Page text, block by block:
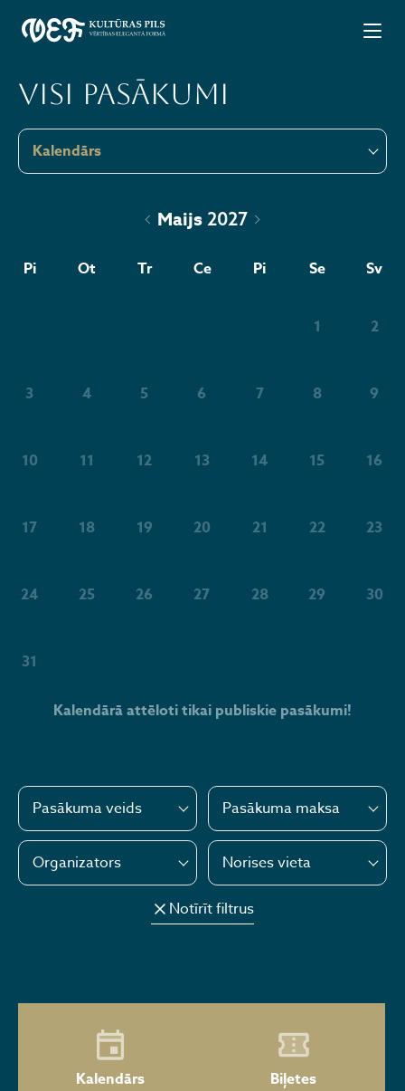
Maijs 2027
Pi Ot Tr Ce Pi Se Sv
1 2
3 4 5 6 7 8 9
10 11 12 13 14 15 16
17 18 19 20 21 22 23
24 25 26 27 28 29 30
31
Kalendārā attēloti tikai publiskie pasākumi!
Visi pasākumi
Pasākuma veids Pasākuma maksa
Organizators Norises vieta
Notīrīt filtrus
Kalendārs
Kalendārs Biļetes